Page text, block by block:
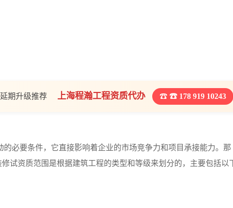
期升级推荐 上海程瀚工程资质代办 ☎ 178 919 10243
必要条件，它直接影响着企业的市场竞争力和项目承接能力。那
试资质范围是根据建筑工程的类型和等级来划分的，主要包括以